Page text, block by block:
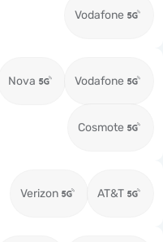
Vodafone
Nova Vodafone
Cosmote
Verizon AT&T